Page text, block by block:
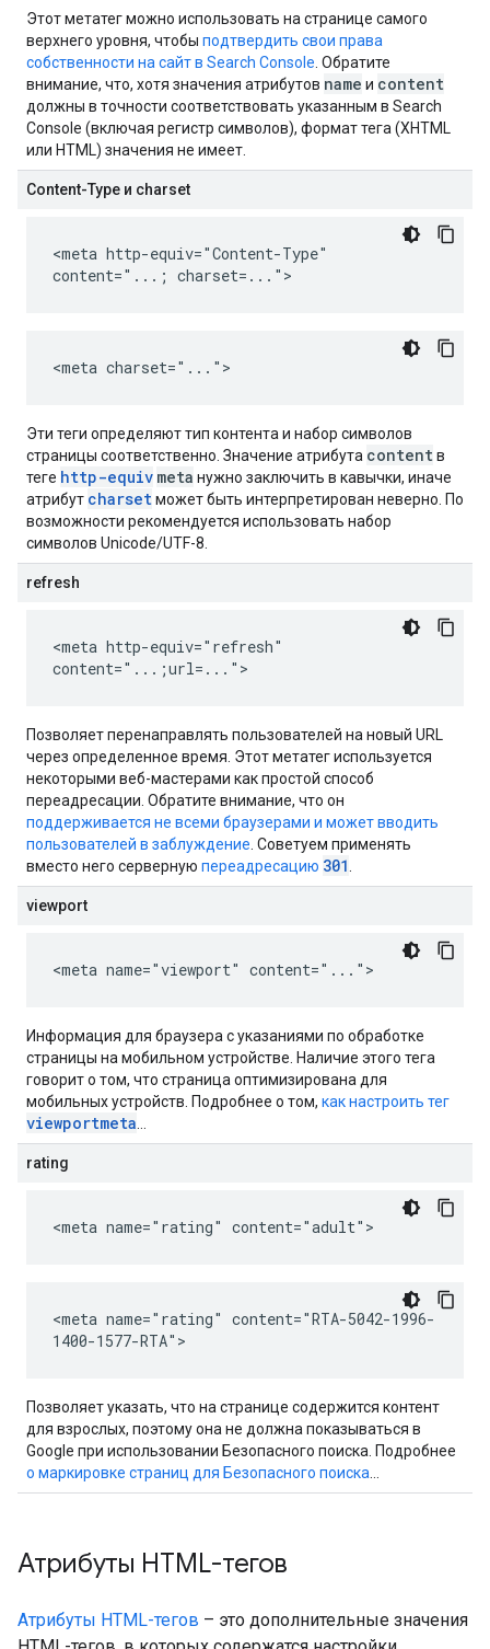
Этот метатег можно использовать на странице самого
верхнего уровня, чтобы подтвердить свои права
собственности на сайт в Search Console . Обратите
внимание, что, хотя значения атрибутов name и content
должны в точности соответствовать указанным в Search
Console (включая регистр символов), формат тега (XHTML
или HTML) значения не имеет.
Content-Type и charset
<meta http-equiv="Content-Type"
content="...; charset=...">
<meta charset="...">
Эти теги определяют тип контента и набор символов
страницы соответственно. Значение атрибута contentв
теге http-equiv meta нужно заключить в кавычки, иначе
атрибут charsetможет быть интерпретирован неверно. По
возможности рекомендуется использовать набор
символов Unicode/UTF-8.
refresh
<meta http-equiv="refresh"
content="...;url=...">
Позволяет перенаправлять пользователей на новый URL
через определенное время. Этот метатег используется
некоторыми веб-мастерами как простой способ
переадресации. Обратите внимание, что он
поддерживается не всеми браузерами и может вводить
пользователей в заблуждение . Советуем применять
вместо него серверную переадресацию 301
viewport
<meta name="viewport" content="...">
Информация для браузера с указаниями по обработке
страницы на мобильном устройстве. Наличие этого тега
говорит о том, что страница оптимизирована для
мобильных устройств. Подробнее о том, как настроить тег
viewportmeta
rating
<meta name="rating" content="adult">
<meta name="rating" content="RTA-5042-1996-
1400-1577-RTA">
Позволяет указать, что на странице содержится контент
для взрослых, поэтому она не должна показываться в
Google при использовании Безопасного поиска. Подробнее
о маркировке страниц для Безопасного поиска
Атрибуты HTML-тегов
Атрибуты HTML-тегов – это дополнительные значения